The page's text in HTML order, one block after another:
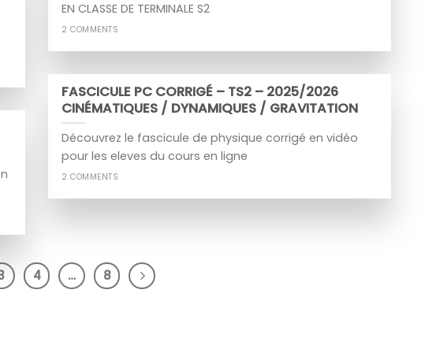
EN CLASSE DE TERMINALE S2
2 COMMENTS
FASCICULE PC CORRIGÉ – TS2 – 2025/2026
CINÉMATIQUES / DYNAMIQUES / GRAVITATION
Découvrez le fascicule de physique corrigé en vidéo
pour les eleves du cours en ligne
2 COMMENTS
4 … 8